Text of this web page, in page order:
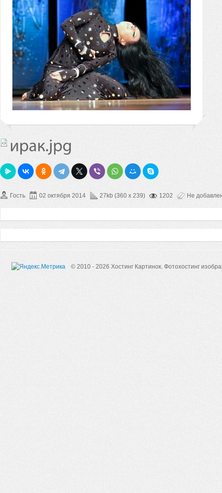
Гость 02 октября 2014 27kb (360 x 239) 1202 Не
© 2010 - 2026 Хостинг Картинок. Фотохостинг